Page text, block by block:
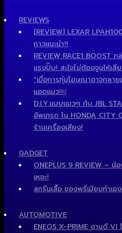
REVIEWS
[REVIEW] LEXAR
กาวแนะนำ!!
REVIEW RACE1 BOOST
แรงปั๊บ! สะใจไม่ต้องจูนให้เสีย
“เมื่อการทุ่มโฆษณาอาจกลา
แอดแมว￼
D.I.Y.แบบแมวๆ กับ JBL
อัพเกรด ใน HONDA
ร้านเครื่องเสียง!
GADGET
ONEPLUS 9 REVIEW – น้
เหอะ!
สกรีนเสื้อ ของพรีเมียมทำเ
AUTOMOTIVE
ENEOS X-PRIME งานดี VI